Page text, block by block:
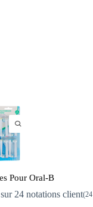
Pour Oral-B
24 notations client(24